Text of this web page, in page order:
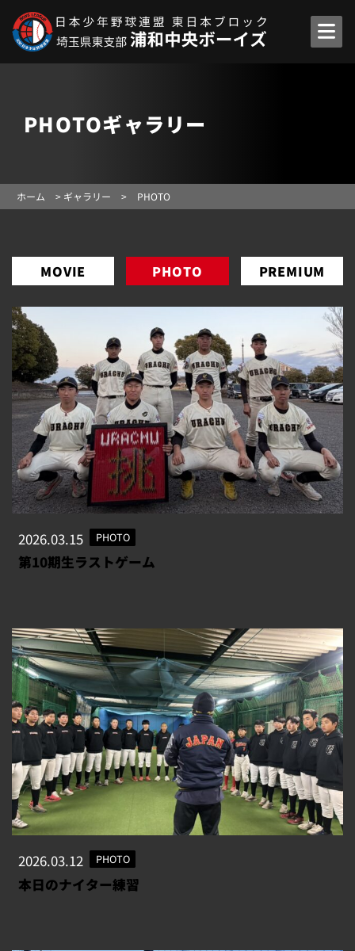
PHOTOギャラリー
ホーム > ギャラリー > PHOTO
MOVIE PHOTO PREMIUM
2026.03.15 PHOTO
第10期生ラストゲーム
2026.03.12 PHOTO
本日のナイター練習